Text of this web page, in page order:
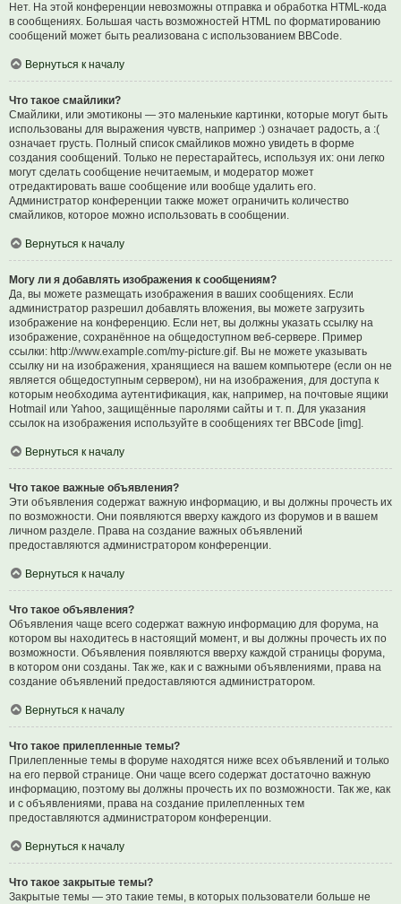
Нет. На этой конференции невозможны отправка и обработка HTML-кода
в сообщениях. Большая часть возможностей HTML по форматированию
сообщений может быть реализована с использованием BBCode.
Вернуться к началу
Что такое смайлики?
Смайлики, или эмотиконы — это маленькие картинки, которые могут быть
использованы для выражения чувств, например :) означает радость, а :(
означает грусть. Полный список смайликов можно увидеть в форме
создания сообщений. Только не перестарайтесь, используя их: они легко
могут сделать сообщение нечитаемым, и модератор может
отредактировать ваше сообщение или вообще удалить его.
Администратор конференции также может ограничить количество
смайликов, которое можно использовать в сообщении.
Вернуться к началу
Могу ли я добавлять изображения к сообщениям?
Да, вы можете размещать изображения в ваших сообщениях. Если
администратор разрешил добавлять вложения, вы можете загрузить
изображение на конференцию. Если нет, вы должны указать ссылку на
изображение, сохранённое на общедоступном веб-сервере. Пример
ссылки: http://www.example.com/my-picture.gif. Вы не можете указывать
ссылку ни на изображения, хранящиеся на вашем компьютере (если он не
является общедоступным сервером), ни на изображения, для доступа к
которым необходима аутентификация, как, например, на почтовые ящики
Hotmail или Yahoo, защищённые паролями сайты и т. п. Для указания
ссылок на изображения используйте в сообщениях тег BBCode [img].
Вернуться к началу
Что такое важные объявления?
Эти объявления содержат важную информацию, и вы должны прочесть их
по возможности. Они появляются вверху каждого из форумов и в вашем
личном разделе. Права на создание важных объявлений
предоставляются администратором конференции.
Вернуться к началу
Что такое объявления?
Объявления чаще всего содержат важную информацию для форума, на
котором вы находитесь в настоящий момент, и вы должны прочесть их по
возможности. Объявления появляются вверху каждой страницы форума,
в котором они созданы. Так же, как и с важными объявлениями, права на
создание объявлений предоставляются администратором.
Вернуться к началу
Что такое прилепленные темы?
Прилепленные темы в форуме находятся ниже всех объявлений и только
на его первой странице. Они чаще всего содержат достаточно важную
информацию, поэтому вы должны прочесть их по возможности. Так же, как
и с объявлениями, права на создание прилепленных тем
предоставляются администратором конференции.
Вернуться к началу
Что такое закрытые темы?
Закрытые темы — это такие темы, в которых пользователи больше не